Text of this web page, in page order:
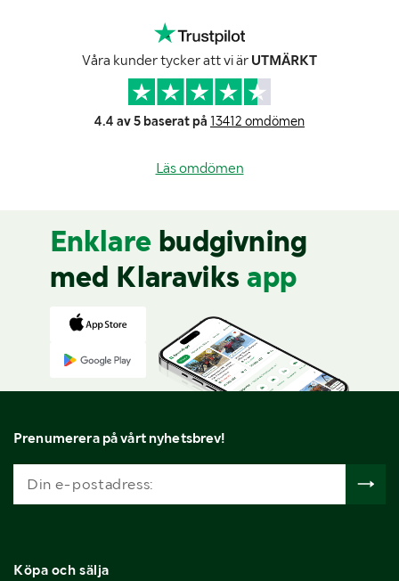
Våra kunder tycker att vi är UTMÄRKT
4.4 av 5 baserat på 13412 omdömen
Läs omdömen
Enklare budgivning
med Klaraviks app
Prenumerera på vårt nyhetsbrev!
Köpa och sälja